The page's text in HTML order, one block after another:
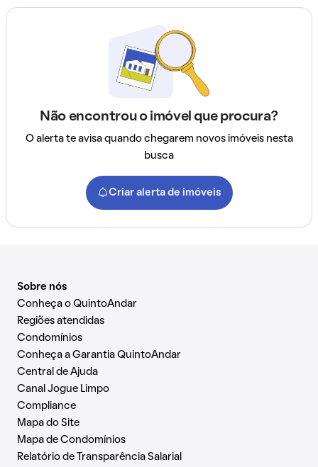
Não encontrou o imóvel que procura?
O alerta te avisa quando chegarem novos imóveis nesta
busca
Criar alerta de imóveis
Sobre nós
Conheça o QuintoAndar
Regiões atendidas
Condomínios
Conheça a Garantia QuintoAndar
Central de Ajuda
Canal Jogue Limpo
Compliance
Mapa do Site
Mapa de Condomínios
Relatório de Transparência Salarial